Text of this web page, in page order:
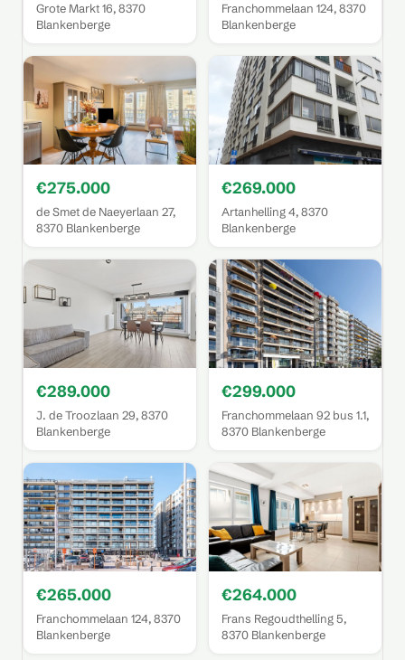
Grote Markt 16, 8370
Blankenberge
Franchommelaan 124, 8370
Blankenberge
€275.000
de Smet de Naeyerlaan 27,
8370 Blankenberge
€269.000
Artanhelling 4, 8370
Blankenberge
€289.000
J. de Troozlaan 29, 8370
Blankenberge
€299.000
Franchommelaan 92 bus 1.1,
8370 Blankenberge
€265.000
Franchommelaan 124, 8370
Blankenberge
€264.000
Frans Regoudthelling 5,
8370 Blankenberge